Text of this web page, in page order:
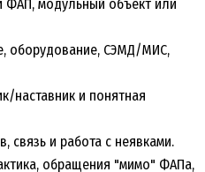
ФАП, модульный объект или
оборудование, СЭМД/МИС,
наставник и понятная
связь и работа с неявками.
обращения "мимо" ФАПа,